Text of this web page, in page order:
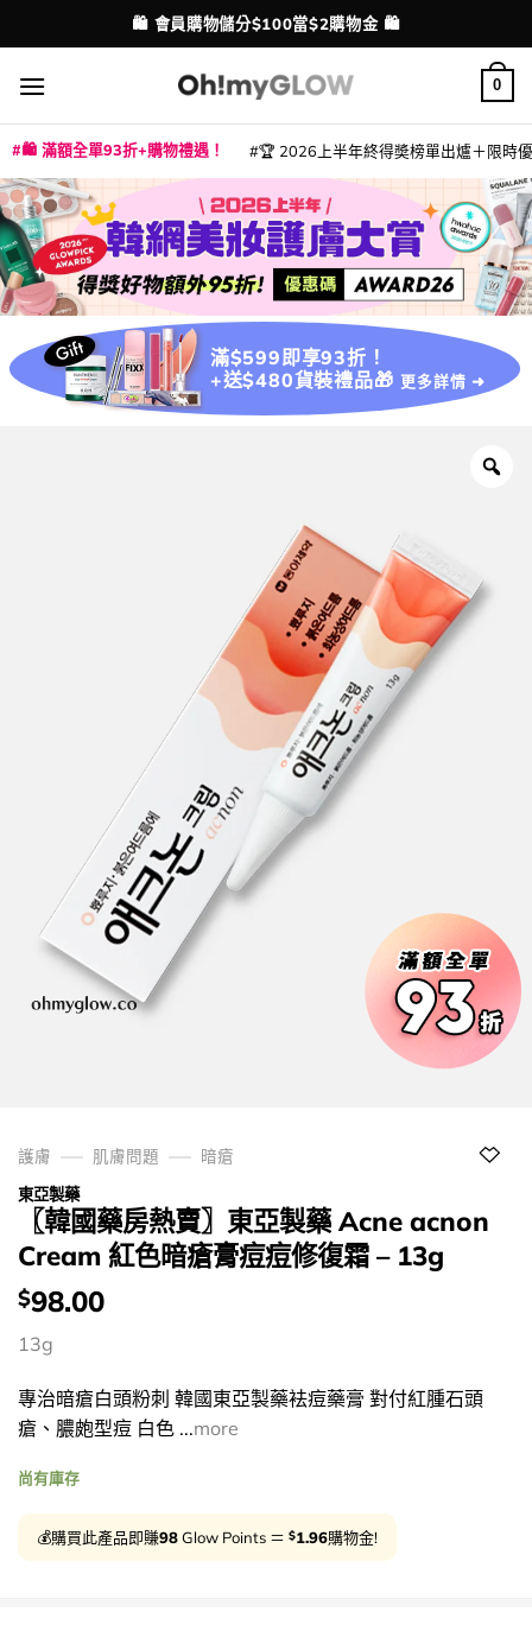
to
content
配送港澳
🛍️ 會員購物儲分$100當$2購物金 🛍️
0
🛍️ 滿額全單93折+購物禮遇！ 🏆 2026上半年終得奬榜單出爐＋限時
滿$599即享93折！
+送$480貨裝禮品🎁 更多詳情 ➜
護膚 肌膚問題
暗瘡
東亞製藥
〖韓國藥房熱賣〗東亞製藥 Acne acnon
Cream 紅色暗瘡膏痘痘修復霜 – 13g
價
錢：
$98.00
13g
專治暗瘡白頭粉刺 韓國東亞製藥袪痘藥膏 對付紅腫石頭
瘡、膿皰型痘 白色 ...more
尚有庫存
💰購買此產品即賺98Glow Points ＝ $1.96購物金!